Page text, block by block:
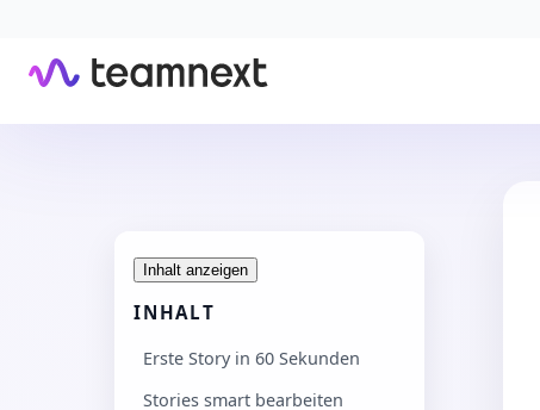
Inhalt anzeigen
INHALT
Erste Story in 60 Sekunden
Stories smart bearbeiten